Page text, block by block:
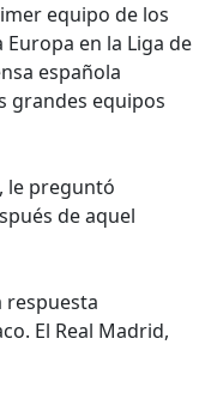
equipo de los
en la Liga de
española
grandes equipos
le preguntó
de aquel
respuesta
El Real Madrid,